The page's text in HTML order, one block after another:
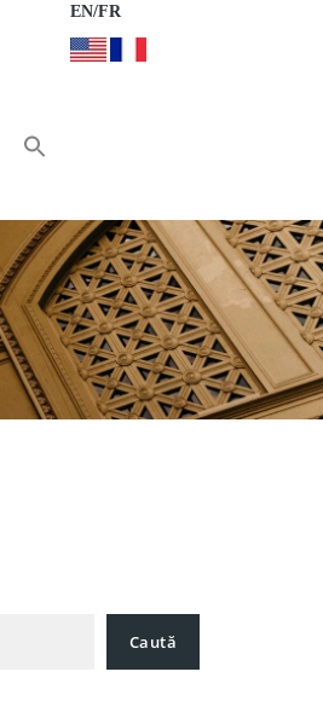
EN/FR
Caută